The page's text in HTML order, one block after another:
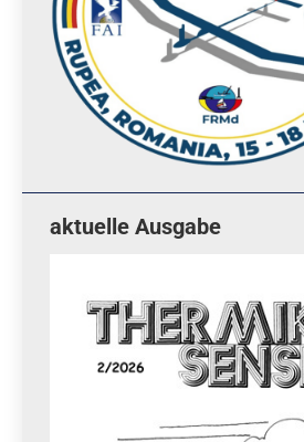
aktuelle Ausgabe